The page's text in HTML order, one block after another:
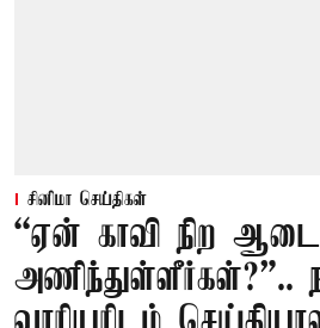
சினிமா செய்திகள்
“ஏன் காவி நிற ஆடை
அணிந்துள்ளீர்கள்?”..